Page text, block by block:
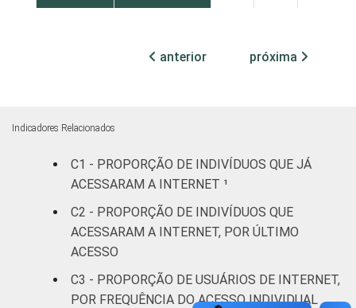
etária
anos
85 15
De 16 a 24
anos
87 13
anos
75 25 0
anterior próxima
Indicadores Relacionados
C1 - PROPORÇÃO DE INDIVÍDUOS QUE JÁ
ACESSARAM A INTERNET ¹
C2 - PROPORÇÃO DE INDIVÍDUOS QUE
ACESSARAM A INTERNET, POR ÚLTIMO
ACESSO
C3 - PROPORÇÃO DE USUÁRIOS DE INTERNET,
POR FREQUÊNCIA DO ACESSO INDIVIDUAL